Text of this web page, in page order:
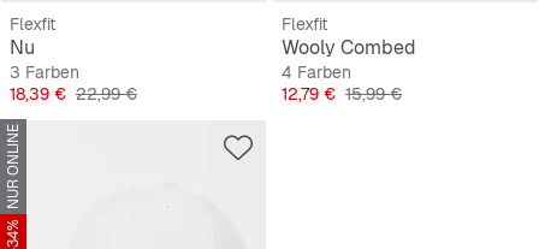
Flexfit
Nu
3 Farben
Preis
18,39 € Originalpreis
22,99 €
Flexfit
Wooly Combed
4 Farben
Preis
12,79 € Originalpreis
15,99 €
NUR ONLINE
-34%